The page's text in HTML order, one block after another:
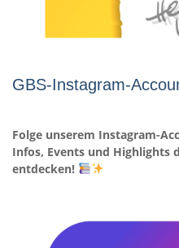
GBS-Instagram-
Folge unserem Instagram-
Infos, Events und Highlights
entdecken!